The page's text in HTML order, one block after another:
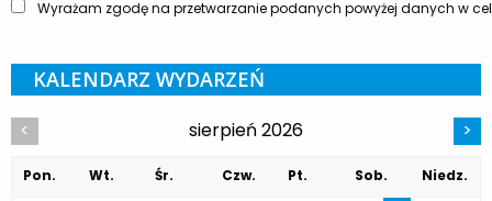
Wyrażam zgodę na przetwarzanie podanych powyżej danych w
KALENDARZ WYDARZEŃ
< sierpień 2026 >
Pon. Wt. Śr. Czw. Pt. Sob.
Niedz.